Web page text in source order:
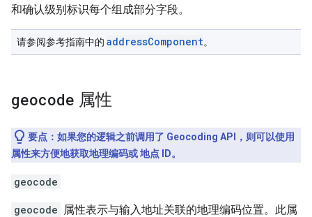
和确认级别标识每个组成部分字段。
请参阅参考指南中的 addressComponent。
geocode 属性
要点：如果您的逻辑之前调用了 Geocoding API，则可以使用
属性来方便地获取地理编码或 地点 ID。
geocode
geocode 属性表示与输入地址关联的地理编码位置。此属